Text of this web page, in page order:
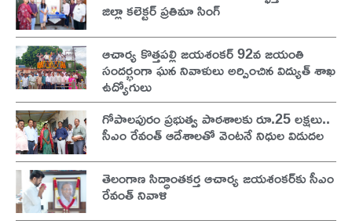
జిల్లా కలెక్టర్ ప్రతిమా సింగ్
ఆచార్య కొత్తపల్లి జయశంకర్ 92వ జయంతి
సందర్భంగా ఘన నివాళులు అర్పించిన విద్యుత్ శాఖ
ఉద్యోగులు
గోపాలపురం ప్రభుత్వ పాఠశాలకు రూ.25 లక్షలు..
సీఎం రేవంత్ ఆదేశాలతో వెంటనే నిధుల విడుదల
తెలంగాణ సిద్ధాంతకర్త ఆచార్య జయశంకర్‌కు సీఎం
రేవంత్ నివాళి